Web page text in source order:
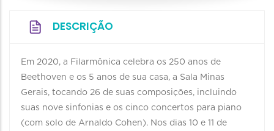
DESCRIÇÃO
Em 2020, a Filarmônica celebra os 250 anos de
Beethoven e os 5 anos de sua casa, a Sala Minas
Gerais, tocando 26 de suas composições, incluindo
suas nove sinfonias e os cinco concertos para piano
(com solo de Arnaldo Cohen). Nos dias 10 e 11 de